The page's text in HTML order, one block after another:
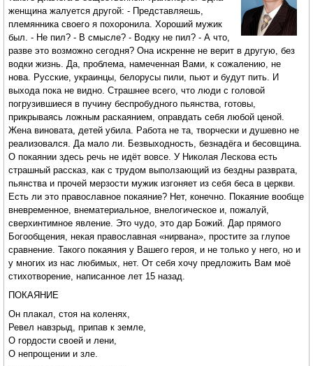
женщина жалуется другой: - Представляешь,
племянника своего я похоронила. Хороший мужик
был. - Не пил? - В смысле? - Водку не пил? - А что,
разве это возможно сегодня? Она искренне не верит в другую, без
водки жизнь. Да, проблема, намеченная Вами, к сожалению, не
нова. Русские, украинцы, белорусы пили, пьют и будут пить. И
выхода пока не видно. Страшнее всего, что люди с головой
погрузившиеся в пучину беспробудного пьянства, готовы,
прикрываясь ложным раскаянием, оправдать себя любой ценой.
Жена виновата, детей убила. Работа не та, творчески и душевно не
реализовался. Да мало ли. Безвыходность, безнадёга и бесовщина.
О покаянии здесь речь не идёт вовсе. У Николая Лескова есть
страшный рассказ, как с трудом выползающий из бездны разврата,
пьянства и прочей мерзости мужик изгоняет из себя беса в церкви.
Есть ли это православное покаяние? Нет, конечно. Покаяние вообще
вневременное, внематериальное, внелогическое и, пожалуй,
сверхинтимное явление. Это чудо, это дар Божий. Дар прямого
Богообщения, некая православная «нирвана», простите за глупое
сравнение. Такого покаяния у Вашего героя, и не только у него, но и
у многих из нас любимых, нет. От себя хочу предложить Вам моё
стихотворение, написанное лет 15 назад.
ПОКАЯНИЕ
Он плакал, стоя на коленях,
Ревел навзрыд, припав к земле,
О гордости своей и лени,
О непрощении и зле.